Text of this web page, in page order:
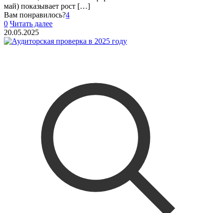
май) показывает рост […]
Вам понравилось?4
0 Читать далее
20.05.2025